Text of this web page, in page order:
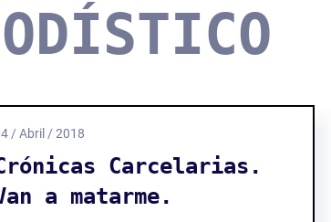
/ Abril / 2018
Carcelarias.
a matarme.